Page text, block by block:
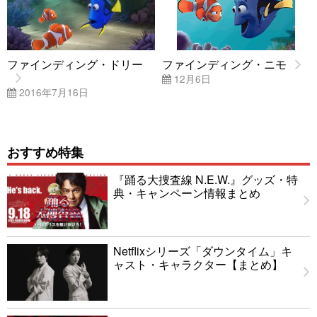
ファインディング・ドリー
2016年7月16日
ファインディング・ニモ
12月6日
おすすめ特集
『踊る大捜査線 N.E.W.』グッズ・特
典・キャンペーン情報まとめ
Netflixシリーズ「ダウンタイム」キ
ャスト・キャラクター【まとめ】